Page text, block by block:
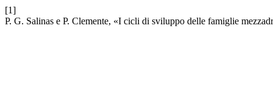
[1]
P. G. Salinas e P. Clemente, «I cicli di sviluppo delle famiglie